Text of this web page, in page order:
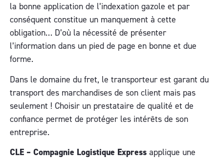
la bonne application de l’indexation gazole et par
conséquent constitue un manquement à cette
obligation… D’où la nécessité de présenter
l’information dans un pied de page en bonne et due
forme.
Dans le domaine du fret, le transporteur est garant du
transport des marchandises de son client mais pas
seulement ! Choisir un prestataire de qualité et de
confiance permet de protéger les intérêts de son
entreprise.
CLE – Compagnie Logistique Express applique une